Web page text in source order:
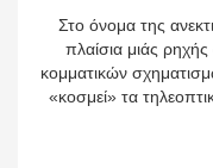
Στο όνομα της ανεκτικής δημοκρατίας μας, αλλά και στα
πλαίσια μιάς
κομματικών
«κοσμεί» τα